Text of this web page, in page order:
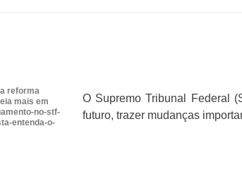
reforma
mais em
no-stf-
entenda-o-
O Supremo Tribunal Federal
futuro, trazer mudanças